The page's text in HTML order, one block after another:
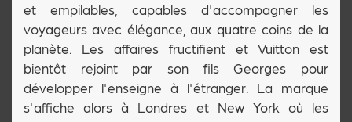
et empilables, capables d'accompagner les
voyageurs avec élégance, aux quatre coins de la
planète. Les affaires fructifient et Vuitton est
bientôt rejoint par son fils Georges pour
développer l'enseigne à l'étranger. La marque
s'affiche alors à Londres et New York où les